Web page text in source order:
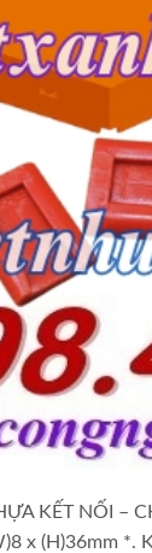
KẾT NỐI –
x (H)36mm *.